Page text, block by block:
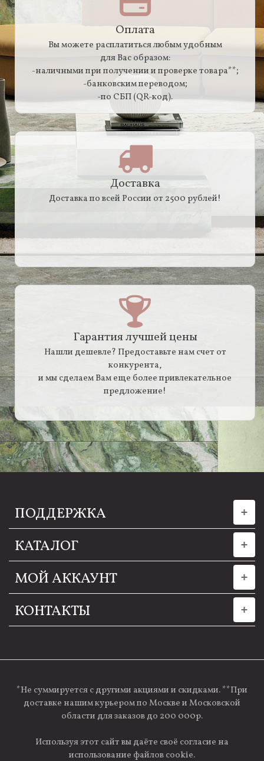
Оплата
Вы можете расплатиться любым удобным
для Вас образом:
-наличными при получении и проверке товара**;
-банковским переводом;
-по СБП (QR-код).
Доставка
Доставка по всей России от 2500 рублей!
Гарантия лучшей цены
Нашли дешевле? Предоставьте нам счет от
конкурента,
и мы сделаем Вам еще более привлекательное
предложение!
ПОДДЕРЖКА
КАТАЛОГ
МОЙ АККАУНТ
КОНТАКТЫ
*Не суммируется с другими акциями и скидками. **При
доставке нашим курьером по Москве и Московской
области для заказов до 200 000р.
Используя этот сайт вы даёте своё согласие на
использование файлов cookie.